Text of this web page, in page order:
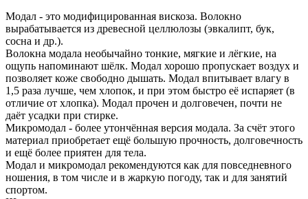
Модал - это модифицированная вискоза. Волокно
вырабатывается из древесной целлюлозы (эвкалипт, бук,
сосна и др.).
Волокна модала необычайно тонкие, мягкие и лёгкие, на
ощупь напоминают шёлк. Модал хорошо пропускает воздух и
позволяет коже свободно дышать. Модал впитывает влагу в
1,5 раза лучше, чем хлопок, и при этом быстро её испаряет (в
отличие от хлопка). Модал прочен и долговечен, почти не
даёт усадки при стирке.
Микромодал - более утончённая версия модала. За счёт этого
материал приобретает ещё большую прочность, долговечность
и ещё более приятен для тела.
Модал и микромодал рекомендуются как для повседневного
ношения, в том числе и в жаркую погоду, так и для занятий
спортом.